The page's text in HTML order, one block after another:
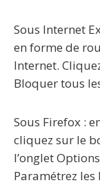
Sous Internet
en forme de
Internet.
Bloquer tous
Sous Firefox :
cliquez sur le
l’onglet
Paramétrez les